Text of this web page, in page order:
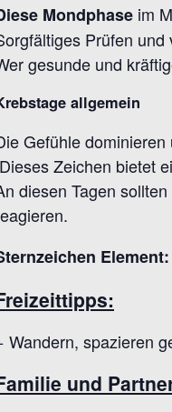
Mondphase im
Prüfen
gesunde und
allgemein
Gefühle
Dieses Zeichen bietet
diesen Tagen
Element:
Wandern, spazieren
und